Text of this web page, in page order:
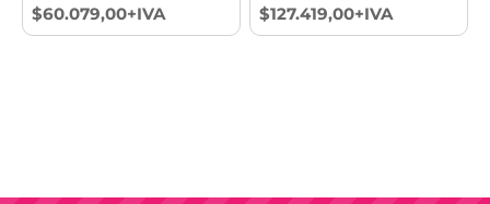
$60.079,00+IVA
Viral
$127.419,00+IVA